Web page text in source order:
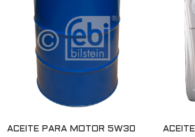
ACEITE PARA MOTOR 5W30